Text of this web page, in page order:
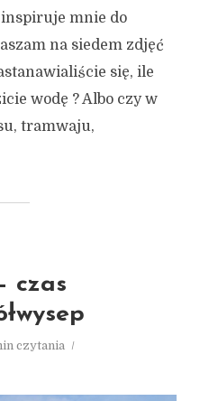
mnie do
na siedem zdjęć
się, ile
wodę ? Albo czy w
tramwaju,
czas
czytania